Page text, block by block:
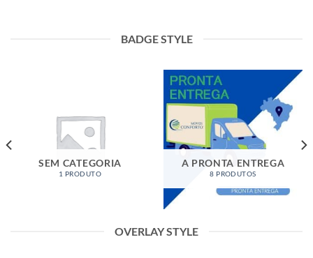
BADGE STYLE
SEM CATEGORIA
1 PRODUTO
A PRONTA ENTREGA
8 PRODUTOS
OVERLAY STYLE